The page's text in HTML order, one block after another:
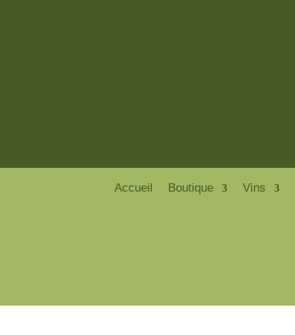
Accueil Boutique Vins